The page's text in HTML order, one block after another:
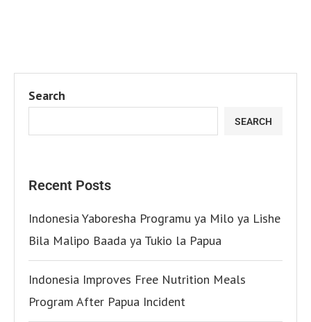
Search
SEARCH
Recent Posts
Indonesia Yaboresha Programu ya Milo ya Lishe
Bila Malipo Baada ya Tukio la Papua
Indonesia Improves Free Nutrition Meals
Program After Papua Incident